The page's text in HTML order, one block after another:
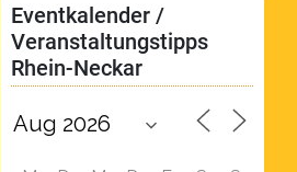
Eventkalender /
Veranstaltungstipps
Rhein-Neckar